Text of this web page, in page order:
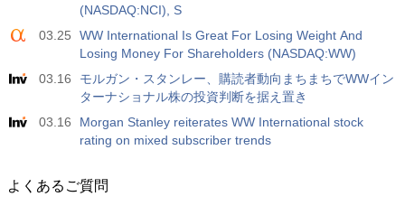
(NASDAQ:NCI), S
03.25
WW International Is Great For Losing Weight And
Losing Money For Shareholders (NASDAQ:WW)
03.16
モルガン・スタンレー、購読者動向まちまちでWWイン
ターナショナル株の投資判断を据え置き
03.16
Morgan Stanley reiterates WW International stock
rating on mixed subscriber trends
よくあるご質問